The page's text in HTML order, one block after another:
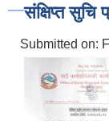
संक्षिप्त सुचि
Submitted on: